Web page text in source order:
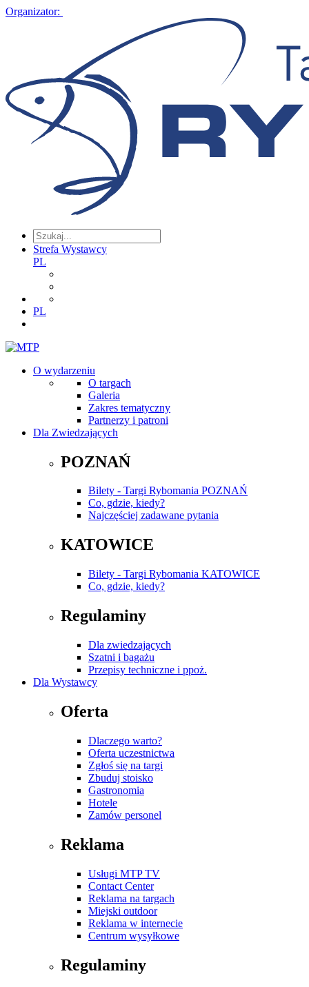
Organizator:
Strefa Wystawcy
PL
PL
O wydarzeniu
O targach
Galeria
Zakres tematyczny
Partnerzy i patroni
Dla Zwiedzających
POZNAŃ
Bilety - Targi Rybomania POZNAŃ
Co, gdzie, kiedy?
Najczęściej zadawane pytania
KATOWICE
Bilety - Targi Rybomania KATOWICE
Co, gdzie, kiedy?
Regulaminy
Dla zwiedzających
Szatni i bagażu
Przepisy techniczne i ppoż.
Dla Wystawcy
Oferta
Dlaczego warto?
Oferta uczestnictwa
Zgłoś się na targi
Zbuduj stoisko
Gastronomia
Hotele
Zamów personel
Reklama
Usługi MTP TV
Contact Center
Reklama na targach
Miejski outdoor
Reklama w internecie
Centrum wysyłkowe
Regulaminy